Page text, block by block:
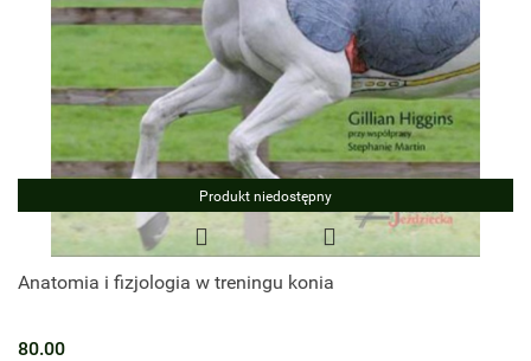
Produkt niedostępny
Anatomia i fizjologia w treningu konia
80.00